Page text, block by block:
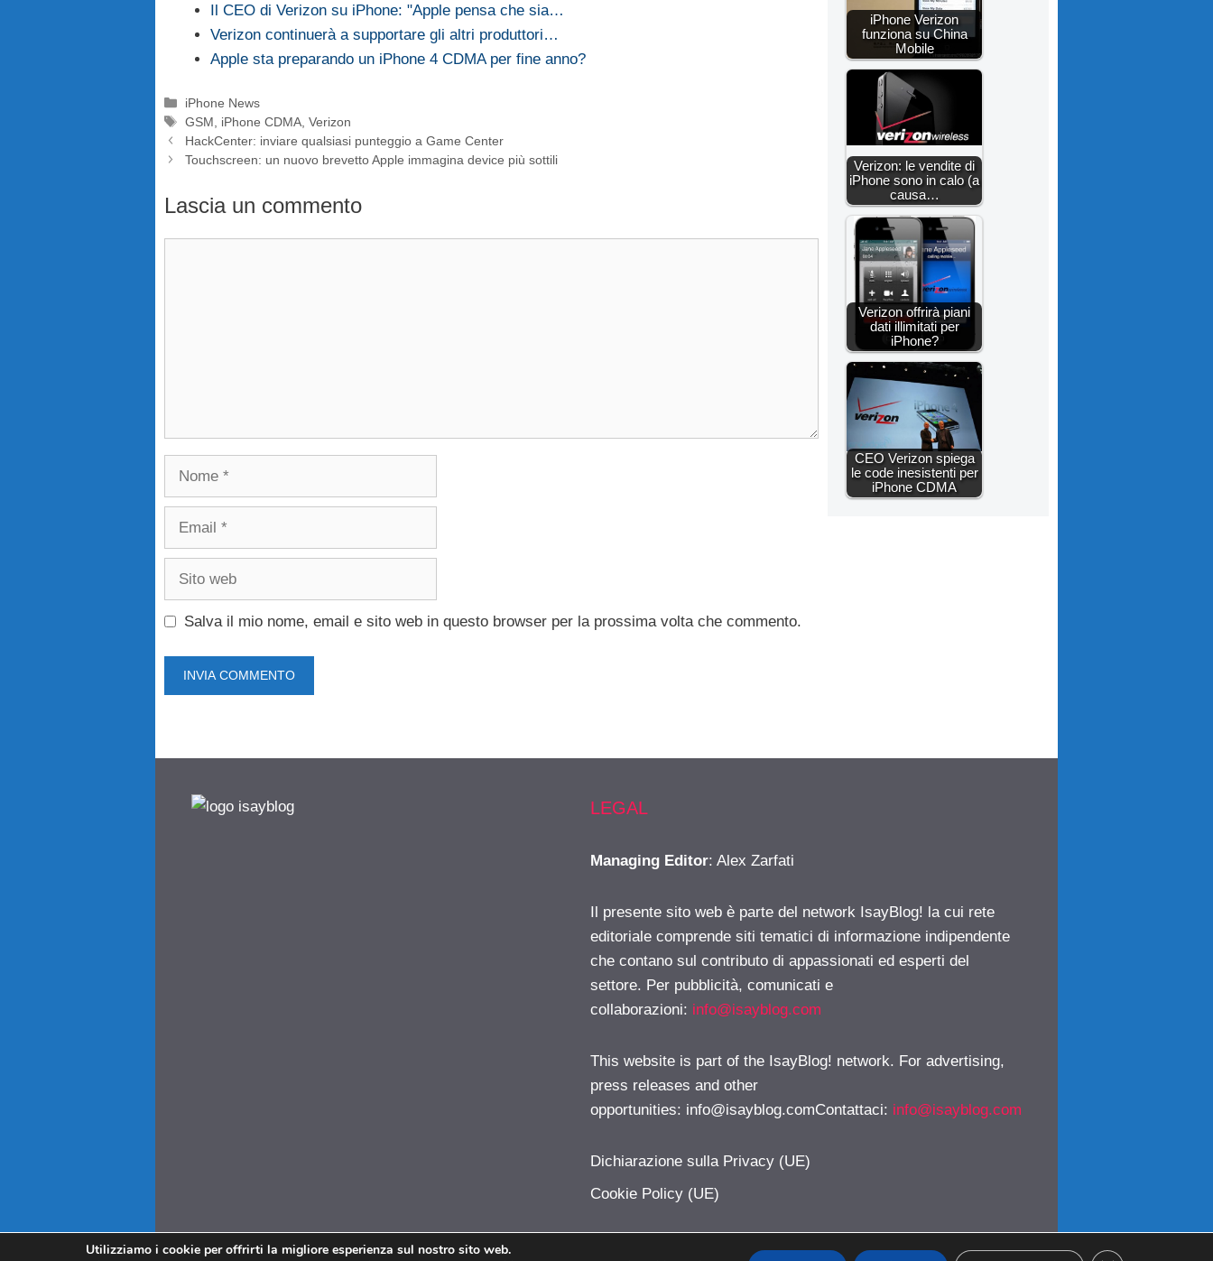
Il CEO di Verizon su iPhone: "Apple pensa che sia…
Verizon continuerà a supportare gli altri produttori…
Apple sta preparando un iPhone 4 CDMA per fine anno?
Categorie
iPhone News
Tag
GSM iPhone CDMA ,Verizon
HackCenter: inviare qualsiasi punteggio a Game Center
Touchscreen: un nuovo brevetto Apple immagina device più sottili
Lascia un commento
Salva il mio nome, email e sito web in questo browser per la prossima volta che commento.
iPhone Verizon
funziona su China
Mobile
Verizon: le vendite di
iPhone sono in calo (a
causa…
Verizon offrirà piani
dati illimitati per
iPhone?
CEO Verizon spiega
le code inesistenti per
iPhone CDMA
LEGAL
Managing Editor: Alex Zarfati
Il presente sito web è parte del network IsayBlog! la cui rete
editoriale comprende siti tematici di informazione indipendente
che contano sul contributo di appassionati ed esperti del
settore. Per pubblicità, comunicati e
collaborazioni: info@isayblog.com
This website is part of the IsayBlog! network. For advertising,
press releases and other
opportunities: info@isayblog.comContattaci: info@isayblog.com
Dichiarazione sulla Privacy (UE)
Cookie Policy (UE)
Utilizziamo i cookie per offrirti la migliore esperienza sul nostro sito web.